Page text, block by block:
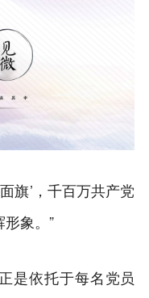
旗’，千百万共产党
象。”
是依托于每名党员